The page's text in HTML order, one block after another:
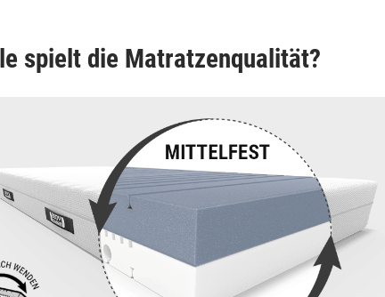
spielt die Matratzenqualität?